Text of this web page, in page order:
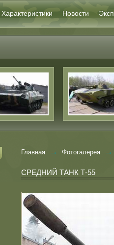
Характеристики Новости
Главная → Фотогалерея →
СРЕДНИЙ ТАНК Т-55